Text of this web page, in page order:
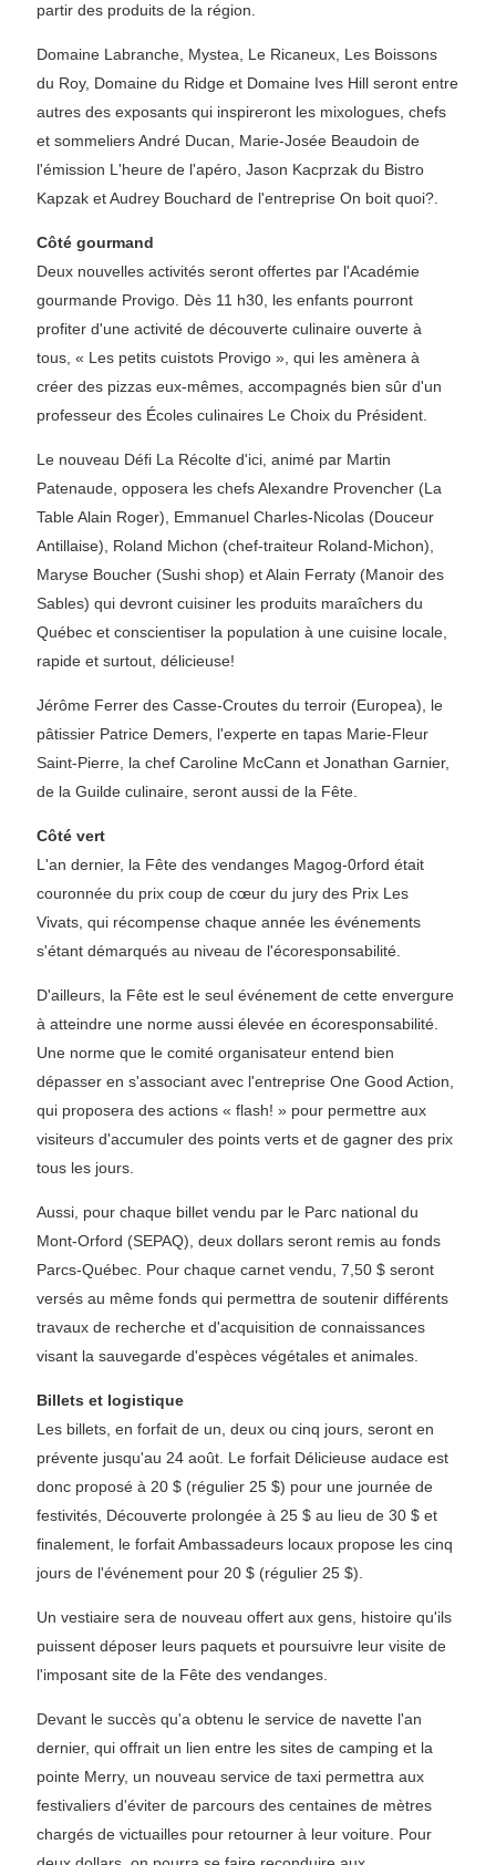
partir des produits de la région.
Domaine Labranche, Mystea, Le Ricaneux, Les Boissons
du Roy, Domaine du Ridge et Domaine Ives Hill seront entre
autres des exposants qui inspireront les mixologues, chefs
et sommeliers André Ducan, Marie-Josée Beaudoin de
l'émission L'heure de l'apéro, Jason Kacprzak du Bistro
Kapzak et Audrey Bouchard de l'entreprise On boit quoi?.
Côté gourmand
Deux nouvelles activités seront offertes par l'Académie
gourmande Provigo. Dès 11 h30, les enfants pourront
profiter d'une activité de découverte culinaire ouverte à
tous, « Les petits cuistots Provigo », qui les amènera à
créer des pizzas eux-mêmes, accompagnés bien sûr d'un
professeur des Écoles culinaires Le Choix du Président.
Le nouveau Défi La Récolte d'ici, animé par Martin
Patenaude, opposera les chefs Alexandre Provencher (La
Table Alain Roger), Emmanuel Charles-Nicolas (Douceur
Antillaise), Roland Michon (chef-traiteur Roland-Michon),
Maryse Boucher (Sushi shop) et Alain Ferraty (Manoir des
Sables) qui devront cuisiner les produits maraîchers du
Québec et conscientiser la population à une cuisine locale,
rapide et surtout, délicieuse!
Jérôme Ferrer des Casse-Croutes du terroir (Europea), le
pâtissier Patrice Demers, l'experte en tapas Marie-Fleur
Saint-Pierre, la chef Caroline McCann et Jonathan Garnier,
de la Guilde culinaire, seront aussi de la Fête.
Côté vert
L'an dernier, la Fête des vendanges Magog-0rford était
couronnée du prix coup de cœur du jury des Prix Les
Vivats, qui récompense chaque année les événements
s'étant démarqués au niveau de l'écoresponsabilité.
D'ailleurs, la Fête est le seul événement de cette envergure
à atteindre une norme aussi élevée en écoresponsabilité.
Une norme que le comité organisateur entend bien
dépasser en s'associant avec l'entreprise One Good Action,
qui proposera des actions « flash! » pour permettre aux
visiteurs d'accumuler des points verts et de gagner des prix
tous les jours.
Aussi, pour chaque billet vendu par le Parc national du
Mont-Orford (SEPAQ), deux dollars seront remis au fonds
Parcs-Québec. Pour chaque carnet vendu, 7,50 $ seront
versés au même fonds qui permettra de soutenir différents
travaux de recherche et d'acquisition de connaissances
visant la sauvegarde d'espèces végétales et animales.
Billets et logistique
Les billets, en forfait de un, deux ou cinq jours, seront en
prévente jusqu'au 24 août. Le forfait Délicieuse audace est
donc proposé à 20 $ (régulier 25 $) pour une journée de
festivités, Découverte prolongée à 25 $ au lieu de 30 $ et
finalement, le forfait Ambassadeurs locaux propose les cinq
jours de l'événement pour 20 $ (régulier 25 $).
Un vestiaire sera de nouveau offert aux gens, histoire qu'ils
puissent déposer leurs paquets et poursuivre leur visite de
l'imposant site de la Fête des vendanges.
Devant le succès qu'a obtenu le service de navette l'an
dernier, qui offrait un lien entre les sites de camping et la
pointe Merry, un nouveau service de taxi permettra aux
festivaliers d'éviter de parcours des centaines de mètres
chargés de victuailles pour retourner à leur voiture. Pour